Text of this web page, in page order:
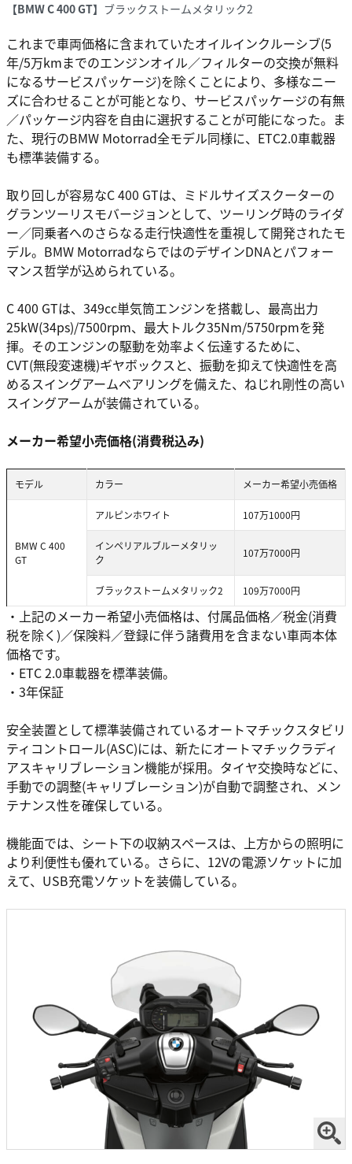
【BMW C 400 GT】 ブラックストームメタリック2
これまで車両価格に含まれていたオイルインクルーシブ(5
年/5万kmまでのエンジンオイル／フィルターの交換が無料
になるサービスパッケージ)を除くことにより、多様なニー
ズに合わせることが可能となり、サービスパッケージの有無
／パッケージ内容を自由に選択することが可能になった。ま
た、現行のBMW Motorrad全モデル同様に、ETC2.0車載器
も標準装備する。
取り回しが容易なC 400 GTは、ミドルサイズスクーターの
グランツーリスモバージョンとして、ツーリング時のライダ
ー／同乗者へのさらなる走行快適性を重視して開発されたモ
デル。BMW MotorradならではのデザインDNAとパフォー
マンス哲学が込められている。
C 400 GTは、349cc単気筒エンジンを搭載し、最高出力
25kW(34ps)/7500rpm、最大トルク35Nm/5750rpmを発
揮。そのエンジンの駆動を効率よく伝達するために、
CVT(無段変速機)ギヤボックスと、振動を抑えて快適性を高
めるスイングアームベアリングを備えた、ねじれ剛性の高い
スイングアームが装備されている。
メーカー希望小売価格(消費税込み)
モデル カラー メーカー希望小売価格
BMW C 400
GT
アルピンホワイト 107万1000円
インペリアルブルーメタリッ
ク
107万7000円
ブラックストームメタリック2 109万7000円
・上記のメーカー希望小売価格は、付属品価格／税金(消費
税を除く)／保険料／登録に伴う諸費用を含まない車両本体
価格です。
・ETC 2.0車載器を標準装備。
・3年保証
安全装置として標準装備されているオートマチックスタビリ
ティコントロール(ASC)には、新たにオートマチックラディ
アスキャリブレーション機能が採用。タイヤ交換時などに、
手動での調整(キャリブレーション)が自動で調整され、メン
テナンス性を確保している。
機能面では、シート下の収納スペースは、上方からの照明に
より利便性も優れている。さらに、12Vの電源ソケットに加
えて、USB充電ソケットを装備している。